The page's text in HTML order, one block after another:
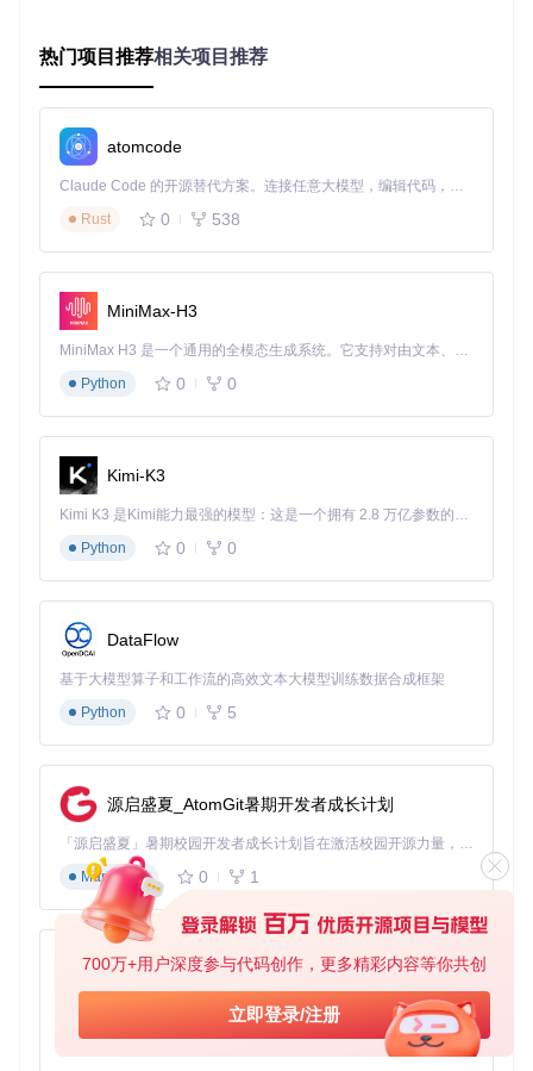
700万+用户深度参与代码创作，更多精彩内容等你共创
立即登录/注册
    app.Command(
"command",
    kingpin.MustParse(app.Parse(os.Args[
这说明了如何创建一个简单的应用，定义了一个必需的参数和
一个命令。
三、项目的配置文件介绍
的配置文件处理（如.ini
要关注点在于从命令行直接接收参数和选项。然而，在使用 Ki
ngpin 的应用程序中，开发者可以自由地结合环境变量、配置
ngpin 不直接提供配置文件的解析，但它支持通过命令行参数
例如，若要支持从配置文件加载某些设置，应用开发者需要自
己实现文件读取逻辑，并允许用户通过 Kingpin 设置该配置文
件的路径：
这里展示了如何添加一个指向配置文件的命令行标志，并确保
路径对应的是存在的文件。
总之，Kingpin专注于提供优雅和灵活的命令行参数解析功
能，而配置文件的处理则依赖于各自应用的具体实现。
kingpin 下载源代码
项目地址：https://gitcode.com/gh_mirrors/ki/kingpin
热门项目推荐相关项目推荐
atomcode
Claude Code 的开源替代方案。连接任意大模型，编辑代码，运行命令，自动验证 — 全自动执行。用 Rust 构建，极致性能。 ｜ An open-source alternative to Claude Code. Connect any LLM, edit code, run commands, and verify changes — autonomously. Built in Rust for speed. Get Started
Rust
0 538
MiniMax-H3
MiniMax H3 是一个通用的全模态生成系统。它支持对由文本、图像、视频和音频组成的多模态上下文进行统一理解，并能生成分辨率高达 2K、时长可达 15 秒的带原生立体声音频的视频。得益于面向任务泛化的系统设计，H3 在预训练阶段就已具备广泛的多模态上下文理解与生成能力，能够出色地执行复杂的多模态指令。
Python
0 0
Kimi-K3
Kimi K3 是Kimi能力最强的模型：这是一个拥有 2.8 万亿参数的混合专家（MoE）模型，具备原生视觉理解能力，并支持 100 万 token 的上下文窗口。
Python
0 0
DataFlow
基于大模型算子和工作流的高效文本大模型训练数据合成框架
Python
0 5
源启盛夏_AtomGit暑期开发者成长计划
「源启盛夏」暑期校园开发者成长计划旨在激活校园开源力量，通过积分激励、认证扶持、资源倾斜等形式，引导高校组织和开发者完成「入驻 — 建项目 — 做贡献 — 获认证 — 得资源」的完整闭环。无论你是想带领社团入驻平台的组织者，还是希望用代码贡献证明自己的开发者，都能在这里找到属于你的成长路径。
Markdown
0 1
py-xiaozhi
基于Python的Xiaozhi AI，适用于想要完整Xiaozhi体验而无需拥有专用硬件的用户。
Python
0 1